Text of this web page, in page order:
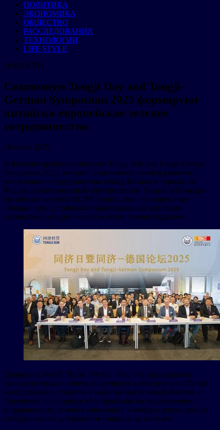
ПОЛИТИКА
ЭКОНОМИКА
ОБЩЕСТВО
РАССЛЕДОВАНИЯ
ТЕХНОЛОГИИ
LIFE STYLE
НОВОСТИ
Cимпозиум Tongji Day and Tongji-
German Symposium 2025 формируют
китайско-европейское зеленое
сотрудничество
18 июня 2025
В Берлине прошел симпозиум Tongji Day and Tongji-German
Symposium 2025, который стал важной вехой в развитии
устойчивого сотрудничества между Китаем и Германией.
Форум, организованный университетом Тунцзи и Немецко-
китайским центром ШЭМ Тунцзи, был посвящен теме
«Новые пути устойчивой трансформации: китайско-
германское сотрудничество за более зеленое будущее».
Профессор ФАНГ Шуэн (FANG Shou’en), председатель
университетского совета, подчеркнул ключевую роль Тунцзи
на протяжении столетия в качестве моста между Китаем и
Германией, подчеркнув его стратегию по продвижению
цифровизации, зеленых инноваций и междисциплинарного
сотрудничества для решения глобальных проблем.